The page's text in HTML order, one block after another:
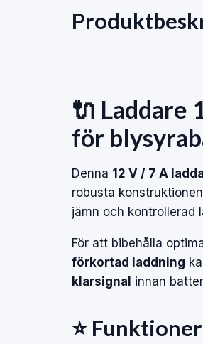
🔌 Laddare
för
Denna 12 V / 7 A
robusta
jämn och kontrollerad
För att bibehålla
förkortad laddning
klarsignal innan
⭐